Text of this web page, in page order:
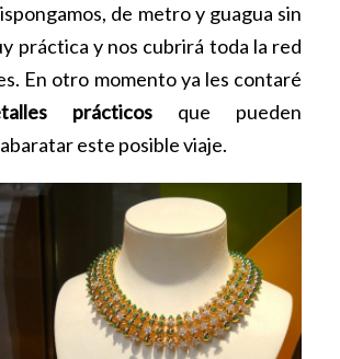
de metro y guagua sin
práctica y nos cubrirá toda la red
En otro momento ya les contaré
prácticos que pueden
este posible viaje.